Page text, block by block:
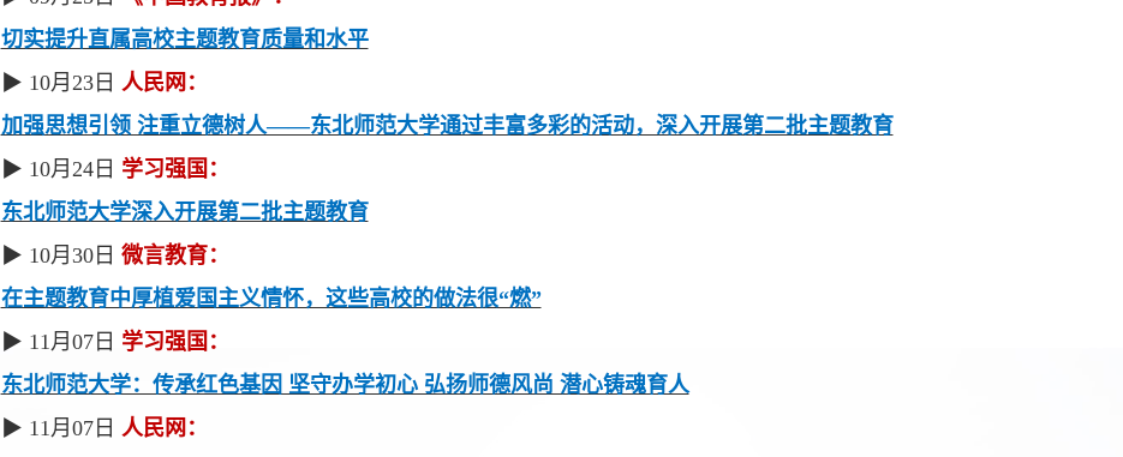
切实提升直属高校主题教育质量和水平
▶ 10月23日 人民网：
加强思想引领 注重立德树人——东北师范大学通过丰富多彩的活动，深入开展第二批主题教育
▶ 10月24日 学习强国：
东北师范大学深入开展第二批主题教育
▶ 10月30日 微言教育：
在主题教育中厚植爱国主义情怀，这些高校的做法很“燃”
▶ 11月07日 学习强国：
东北师范大学：传承红色基因 坚守办学初心 弘扬师德风尚 潜心铸魂育人
▶ 11月07日 人民网：